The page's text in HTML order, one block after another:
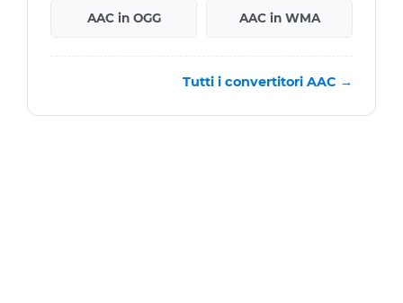
AAC in OGG AAC in WMA
Tutti i convertitori AAC →